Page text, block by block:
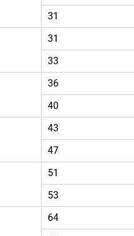
31
31
33
36
40
43
47
51
53
64